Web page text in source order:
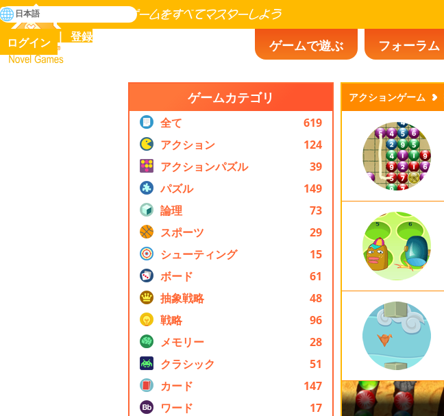
Novel Games
人類の歴史に存在するゲームをすべてマスターしよう
検
索
ゲームで遊ぶ フォーラム
ログイン 登録
日本語
ゲームカテゴリ
全て
619
アクション
124
アクションパズル
39
パズル
149
論理
73
スポーツ
29
シューティング
15
ボード
61
抽象戦略
48
戦略
96
メモリー
28
クラシック
51
カード
147
ワード
17
アクションゲーム